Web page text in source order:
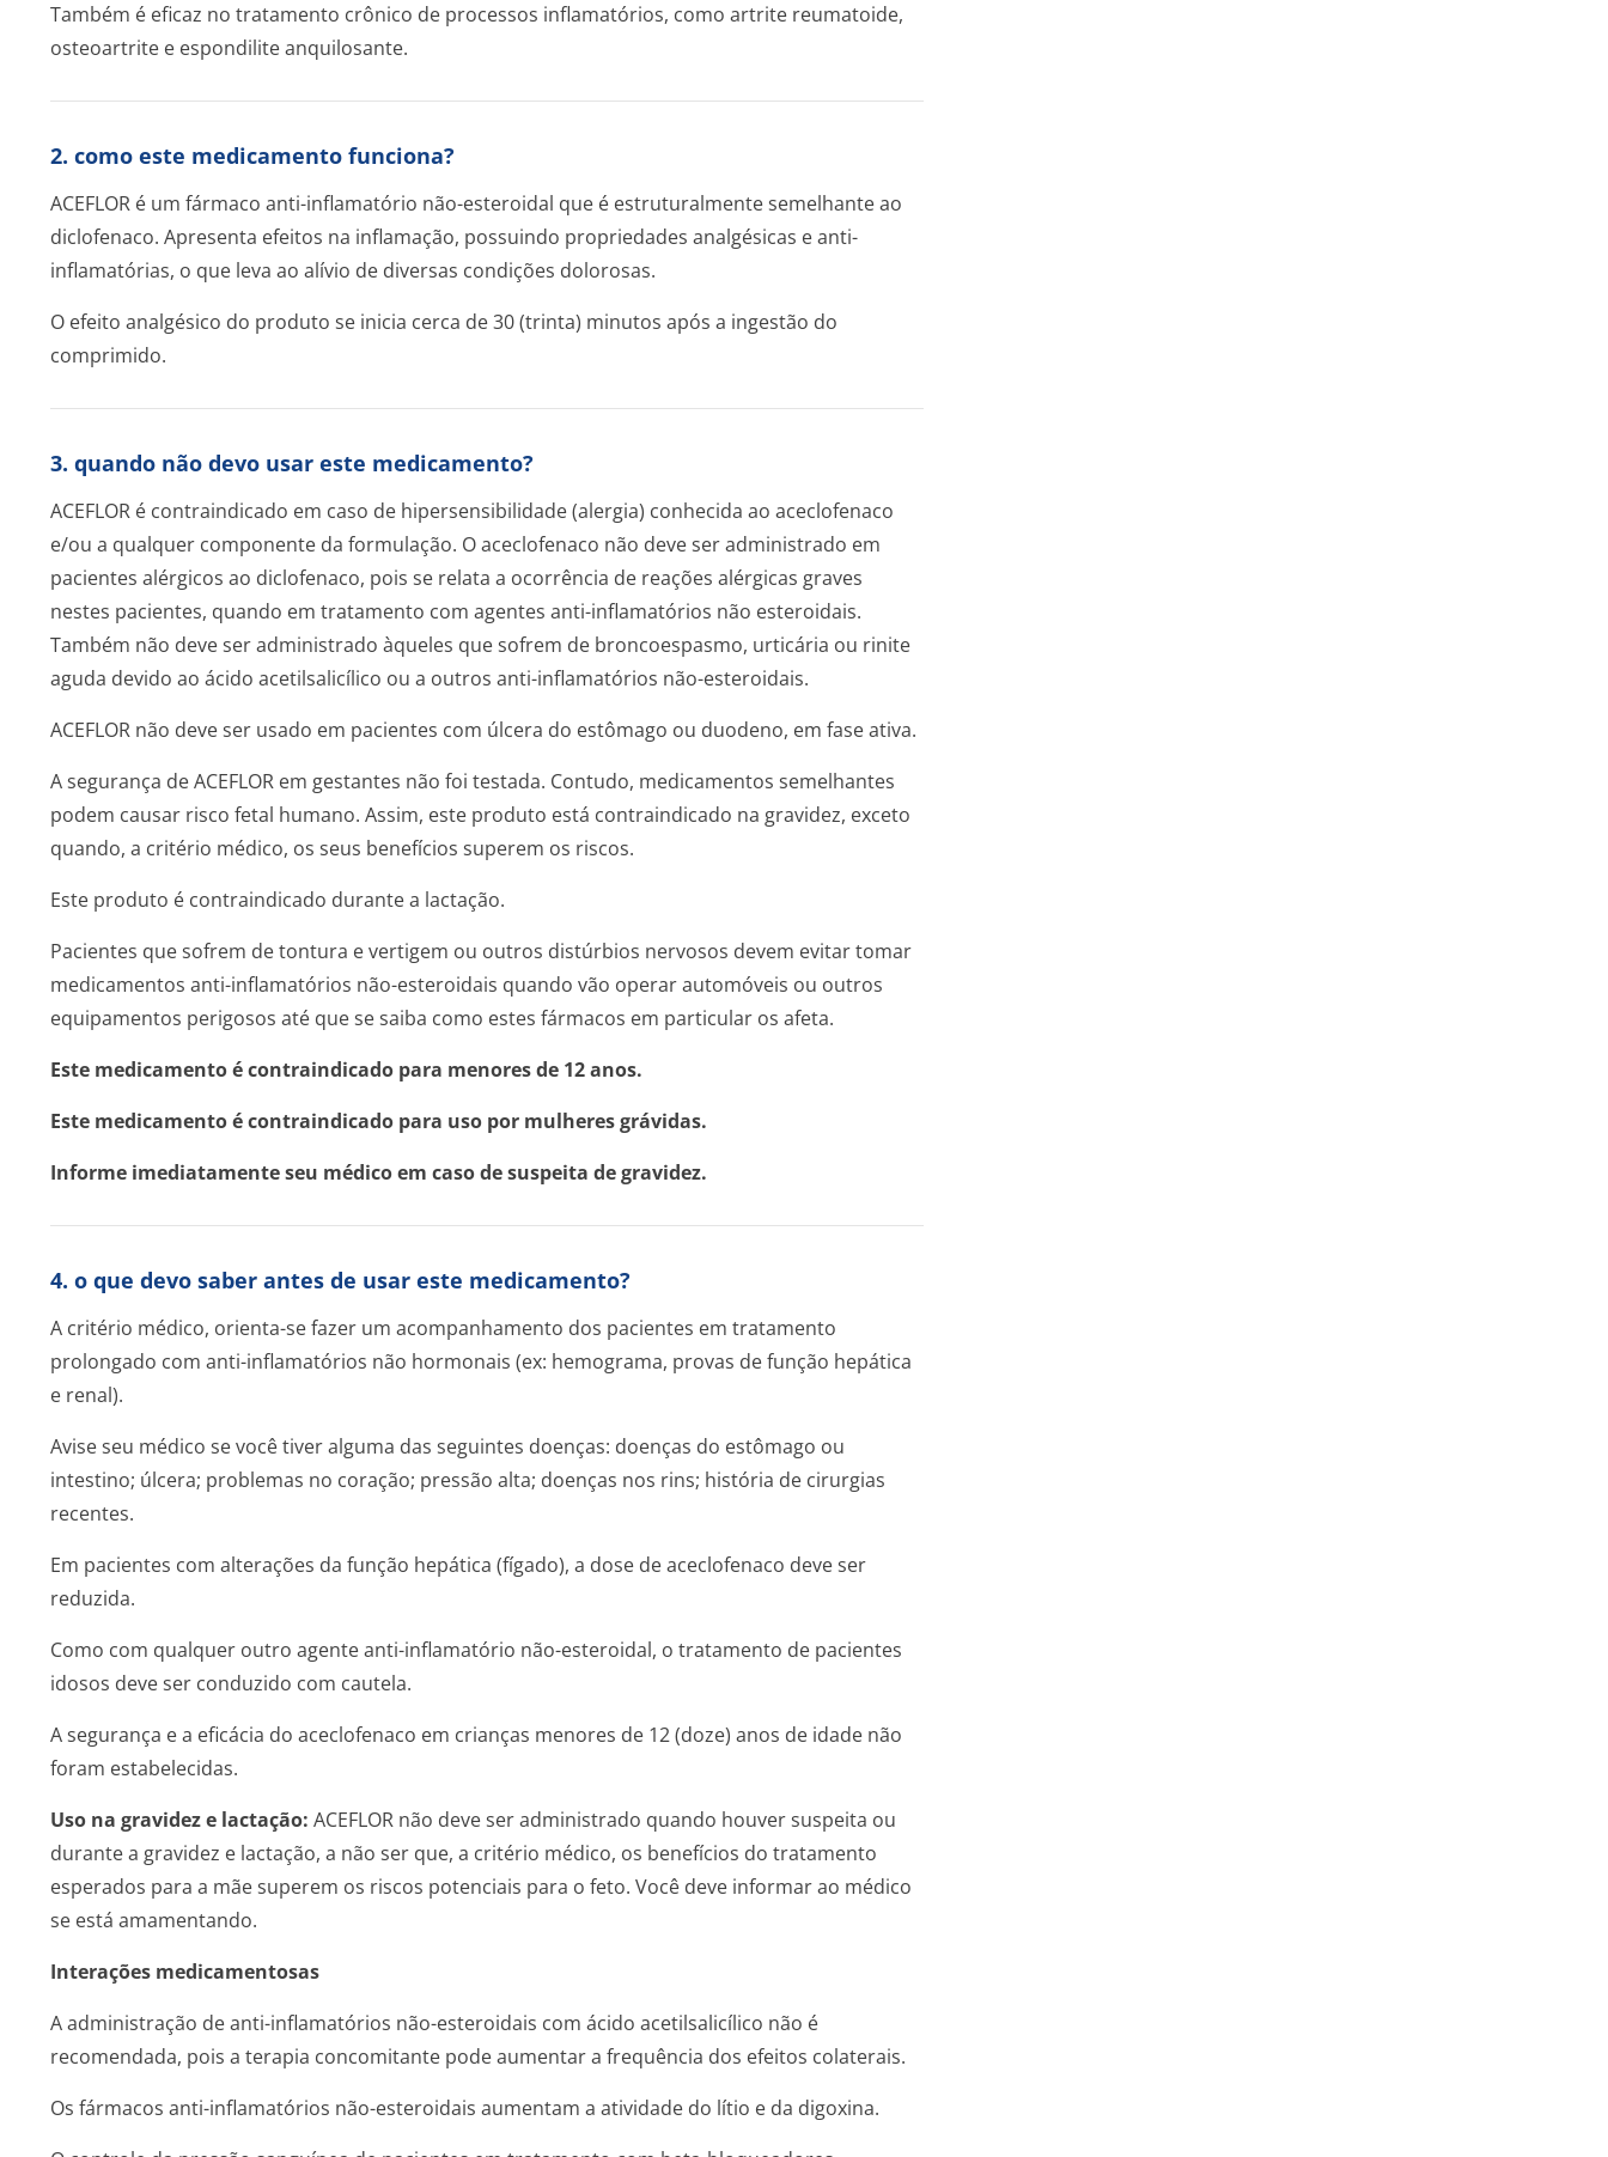
Também é eficaz no tratamento crônico de processos inflamatórios, como artrite reumatoide,
osteoartrite e espondilite anquilosante.
2. como este medicamento funciona?
ACEFLOR é um fármaco anti-inflamatório não-esteroidal que é estruturalmente semelhante ao
diclofenaco. Apresenta efeitos na inflamação, possuindo propriedades analgésicas e anti-
inflamatórias, o que leva ao alívio de diversas condições dolorosas.
O efeito analgésico do produto se inicia cerca de 30 (trinta) minutos após a ingestão do
comprimido.
3. quando não devo usar este medicamento?
ACEFLOR é contraindicado em caso de hipersensibilidade (alergia) conhecida ao aceclofenaco
e/ou a qualquer componente da formulação. O aceclofenaco não deve ser administrado em
pacientes alérgicos ao diclofenaco, pois se relata a ocorrência de reações alérgicas graves
nestes pacientes, quando em tratamento com agentes anti-inflamatórios não esteroidais.
Também não deve ser administrado àqueles que sofrem de broncoespasmo, urticária ou rinite
aguda devido ao ácido acetilsalicílico ou a outros anti-inflamatórios não-esteroidais.
ACEFLOR não deve ser usado em pacientes com úlcera do estômago ou duodeno, em fase ativa.
A segurança de ACEFLOR em gestantes não foi testada. Contudo, medicamentos semelhantes
podem causar risco fetal humano. Assim, este produto está contraindicado na gravidez, exceto
quando, a critério médico, os seus benefícios superem os riscos.
Este produto é contraindicado durante a lactação.
Pacientes que sofrem de tontura e vertigem ou outros distúrbios nervosos devem evitar tomar
medicamentos anti-inflamatórios não-esteroidais quando vão operar automóveis ou outros
equipamentos perigosos até que se saiba como estes fármacos em particular os afeta.
Este medicamento é contraindicado para menores de 12 anos.
Este medicamento é contraindicado para uso por mulheres grávidas.
Informe imediatamente seu médico em caso de suspeita de gravidez.
4. o que devo saber antes de usar este medicamento?
A critério médico, orienta-se fazer um acompanhamento dos pacientes em tratamento
prolongado com anti-inflamatórios não hormonais (ex: hemograma, provas de função hepática
e renal).
Avise seu médico se você tiver alguma das seguintes doenças: doenças do estômago ou
intestino; úlcera; problemas no coração; pressão alta; doenças nos rins; história de cirurgias
recentes.
Em pacientes com alterações da função hepática (fígado), a dose de aceclofenaco deve ser
reduzida.
Como com qualquer outro agente anti-inflamatório não-esteroidal, o tratamento de pacientes
idosos deve ser conduzido com cautela.
A segurança e a eficácia do aceclofenaco em crianças menores de 12 (doze) anos de idade não
foram estabelecidas.
Uso na gravidez e lactação: ACEFLOR não deve ser administrado quando houver suspeita ou
durante a gravidez e lactação, a não ser que, a critério médico, os benefícios do tratamento
esperados para a mãe superem os riscos potenciais para o feto. Você deve informar ao médico
se está amamentando.
Interações medicamentosas
A administração de anti-inflamatórios não-esteroidais com ácido acetilsalicílico não é
recomendada, pois a terapia concomitante pode aumentar a frequência dos efeitos colaterais.
Os fármacos anti-inflamatórios não-esteroidais aumentam a atividade do lítio e da digoxina.